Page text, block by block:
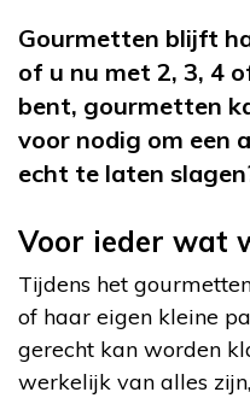
Gourmetten blijft
of u nu met 2, 3, 4
bent, gourmetten
voor nodig om een
echt te laten
Voor ieder wat
Tijdens het
of haar eigen kleine
gerecht kan worden
werkelijk van alles